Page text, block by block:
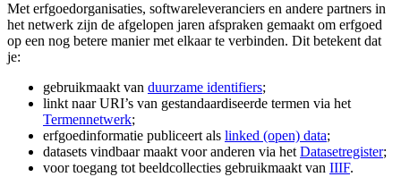
Met erfgoedorganisaties, softwareleveranciers en andere partners in
het netwerk zijn de afgelopen jaren afspraken gemaakt om erfgoed
op een nog betere manier met elkaar te verbinden. Dit betekent dat
je:
gebruikmaakt van duurzame identifiers;
linkt naar URI’s van gestandaardiseerde termen via het
Termennetwerk;
erfgoedinformatie publiceert als linked (open) data;
datasets vindbaar maakt voor anderen via het Datasetregister;
voor toegang tot beeldcollecties gebruikmaakt van IIIF.